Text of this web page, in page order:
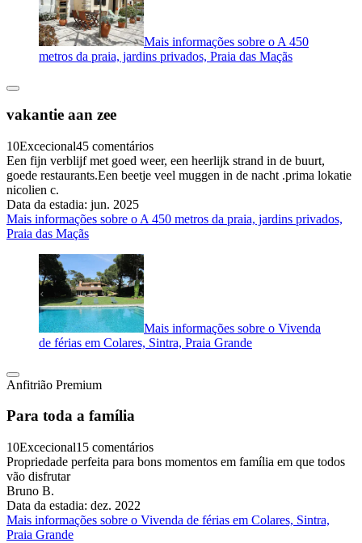
Mais informações sobre o A 450
metros da praia, jardins privados, Praia das Maçãs
vakantie aan zee
10Excecional45 comentários
Een fijn verblijf met goed weer, een heerlijk strand in de buurt,
goede restaurants.Een beetje veel muggen in de nacht .prima lokatie
nicolien c.
Data da estadia: jun. 2025
Mais informações sobre o A 450 metros da praia, jardins privados,
Praia das Maçãs
Mais informações sobre o Vivenda
de férias em Colares, Sintra, Praia Grande
Anfitrião Premium
Para toda a família
10Excecional15 comentários
Propriedade perfeita para bons momentos em família em que todos
vão disfrutar
Bruno B.
Data da estadia: dez. 2022
Mais informações sobre o Vivenda de férias em Colares, Sintra,
Praia Grande